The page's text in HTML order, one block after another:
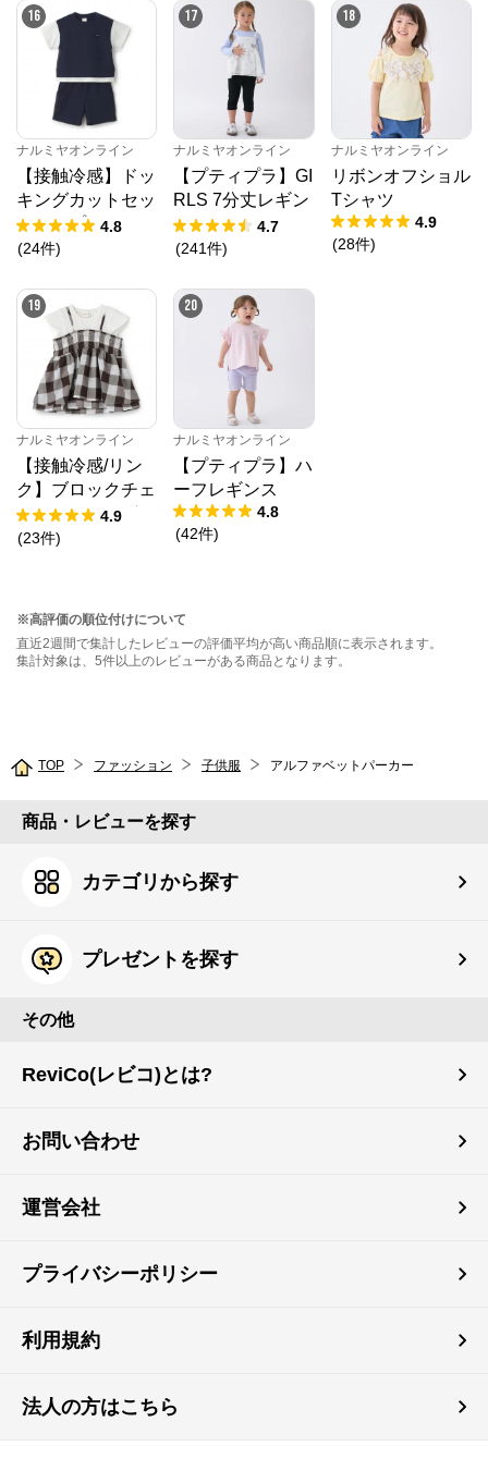
16
ナルミヤオンライン
【接触冷感】ドッ
キングカットセッ
トアップ
4.8
(24件)
17
ナルミヤオンライン
【プティプラ】GI
RLS 7分丈レギン
ス
4.7
(241件)
18
ナルミヤオンライン
リボンオフショル
Tシャツ
4.9
(28件)
19
ナルミヤオンライン
【接触冷感/リン
ク】ブロックチェ
ックドッキングT
シャツ
4.9
(23件)
20
ナルミヤオンライン
【プティプラ】ハ
ーフレギンス
4.8
(42件)
※高評価の順位付けについて
直近2週間で集計したレビューの評価平均が高い商品順に表示されます。
集計対象は、5件以上のレビューがある商品となります。
TOP ファッション 子供服 アルファベットパーカー
商品・レビューを探す
カテゴリから探す
プレゼントを探す
その他
ReviCo(レビコ)とは?
お問い合わせ
運営会社
プライバシーポリシー
利用規約
法人の方はこちら